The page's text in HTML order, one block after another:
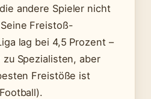
andere Spieler nicht
Freistoß-
lag bei 4,5 Prozent –
Spezialisten, aber
Freistöße ist